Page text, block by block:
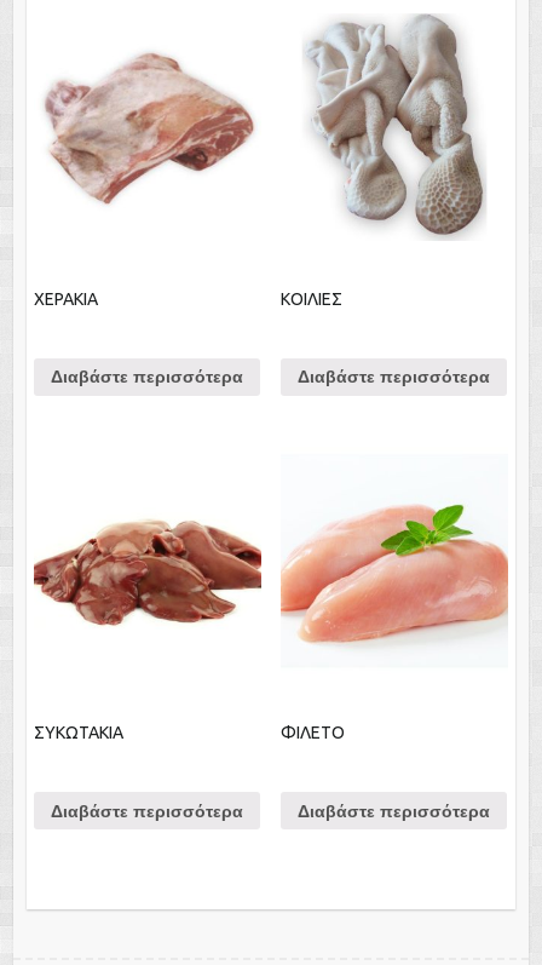
ΧΕΡΑΚΙΑ
Διαβάστε περισσότερα
ΚΟΙΛΙΕΣ
Διαβάστε περισσότερα
ΣΥΚΩΤΑΚΙΑ
Διαβάστε περισσότερα
ΦΙΛΕΤΟ
Διαβάστε περισσότερα